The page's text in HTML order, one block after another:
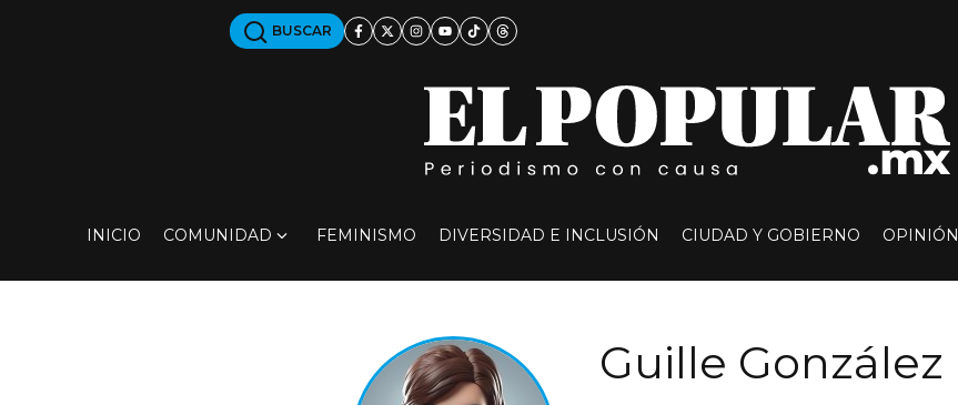
BUSCAR
INICIO COMUNIDAD FEMINISMO DIVERSIDAD E INCLUSIÓN CIUDAD Y GOBIERNO OPINIÓN
Guille González